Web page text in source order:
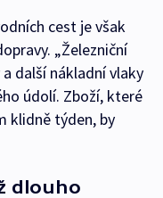
cest je však
„Železniční
další nákladní vlaky
údolí. Zboží, které
klidně týden, by
dlouho